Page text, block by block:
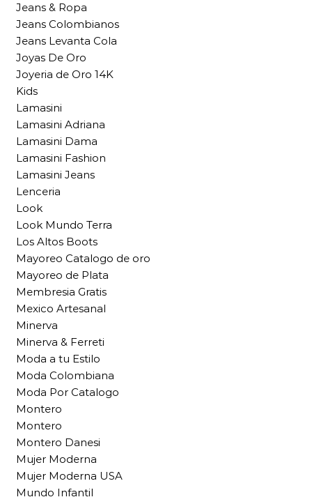
Jeans & Ropa
Jeans Colombianos
Jeans Levanta Cola
Joyas De Oro
Joyeria de Oro 14K
Kids
Lamasini
Lamasini Adriana
Lamasini Dama
Lamasini Fashion
Lamasini Jeans
Lenceria
Look
Look Mundo Terra
Los Altos Boots
Mayoreo Catalogo de oro
Mayoreo de Plata
Membresia Gratis
Mexico Artesanal
Minerva
Minerva & Ferreti
Moda a tu Estilo
Moda Colombiana
Moda Por Catalogo
Montero
Montero
Montero Danesi
Mujer Moderna
Mujer Moderna USA
Mundo Infantil